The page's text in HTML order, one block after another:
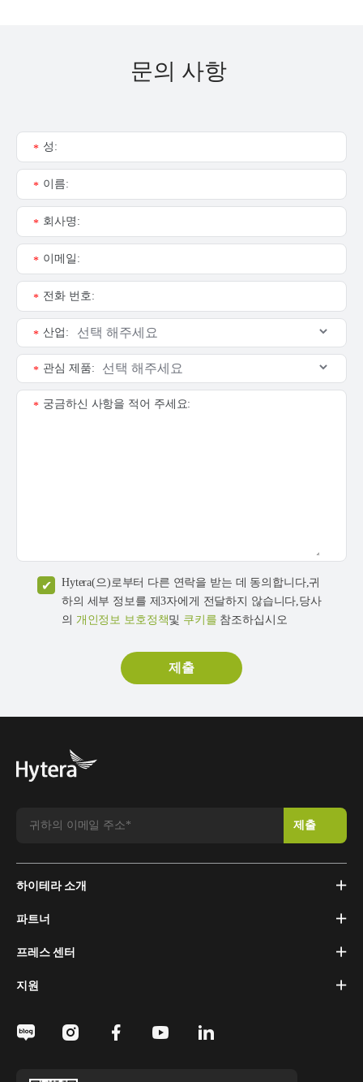
문의 사항
성:
*
이름:
*
회사명:
*
이메일:
*
전화 번호:
*
산업:
*
관심 제품:
*
궁금하신 사항을 적어 주세요:
*
Hytera(으)로부터 다른 연락을 받는 데 동의합니다,귀
하의 세부 정보를 제3자에게 전달하지 않습니다,당사
의 개인정보 보호정책및 쿠키를 참조하십시오
하이테라 소개
파트너
프레스 센터
지원